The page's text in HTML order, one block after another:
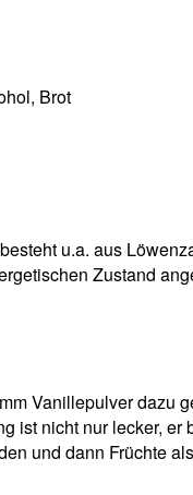
Brot
u.a. aus
Zustand
Vanillepulver dazu
nicht nur lecker,
und dann Früchte